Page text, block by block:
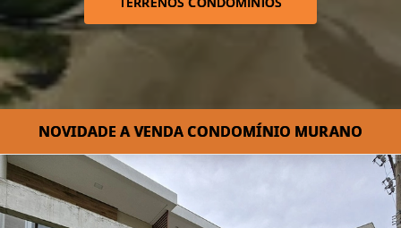
NOVIDADE A VENDA CONDOMÍNIO MURANO